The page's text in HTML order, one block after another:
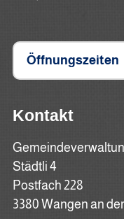
Öffnungszeiten
Kontakt
Städtli 4
Postfach 228
3380 Wangen an